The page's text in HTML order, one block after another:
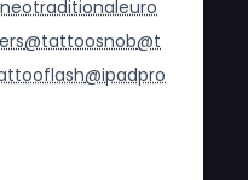
@tattoosnob@t
@ipadpro